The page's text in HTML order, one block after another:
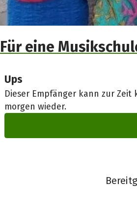
Für eine
Ups
Dieser Empfänger kann zur
morgen wieder.